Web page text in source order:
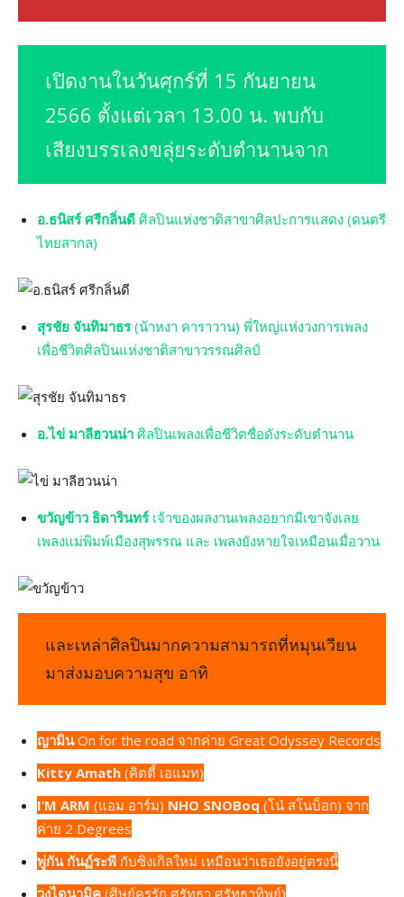
เปิดงานในวันศุกร์ที่ 15 กันยายน
2566 ตั้งแต่เวลา 13.00 น. พบกับ
เสียงบรรเลงขลุ่ยระดับตำนานจาก
อ.ธนิสร์ ศรีกลิ่นดี ศิลปินแห่งชาติสาขาศิลปะการแสดง (ดนตรี
ไทยสากล)
สุรชัย จันทิมาธร(น้าหงา คาราวาน) พี่ใหญ่แห่งวงการเพลง
เพื่อชีวิตศิลปินแห่งชาติสาขาวรรณศิลป์
อ.ไข่ มาลีฮวนน่า ศิลปินเพลงเพื่อชีวิตชื่อดังระดับตำนาน
ขวัญข้าว ธิดารินทร์เจ้าของผลงานเพลงอยากมีเขาจังเลย
เพลงแม่พิมพ์เมืองสุพรรณ และ เพลงยังหายใจเหมือนเมื่อวาน
และเหล่าศิลปินมากความสามารถที่หมุนเวียน
มาส่งมอบความสุข อาทิ
ญามินOn for the road จากค่าย Great Odyssey Records
Kitty Amath (คิตตี้ เอแมท)
I’M ARM (แอม อาร์ม) NHO SNOBoq (โน๋ สโนบ็อก) จาก
ค่าย 2 Degrees
พู่กัน กันฏ์ระพี กับซิงเกิลใหม่ เหมือนว่าเธอยังอยู่ตรงนี้
วงไดนามิค (ศิษย์ครูรัก ศรัทธา ศรัทธาทิพย์)